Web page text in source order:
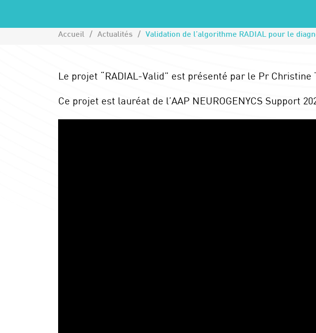
Accueil Actualités
Le projet “RADIAL-Valid” est présenté par le Pr
Ce projet est lauréat de l’AAP NEUROGENYCS Support